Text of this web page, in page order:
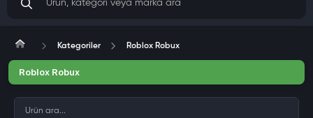
Kategoriler Roblox Robux
Roblox Robux